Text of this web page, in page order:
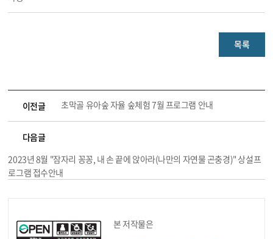
목록
이전글 초막골 유아숲 자율 숲체험 7월 프로그램 안내
다음글
2023년 8월 "잠자리 꽁꽁, 내 손 끝에 앉아라(나만의 자연물 곤충경)" 상설프
로그램 접수안내
본 저작물은